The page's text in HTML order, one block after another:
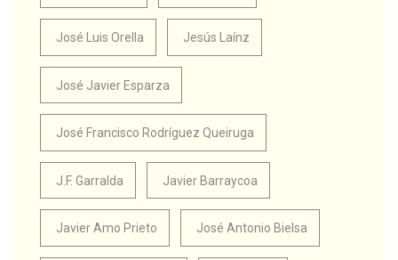
José Luis Orella Jesús Laínz
José Javier Esparza
José Francisco Rodríguez Queiruga
J.F. Garralda Javier Barraycoa
Javier Amo Prieto José Antonio Bielsa